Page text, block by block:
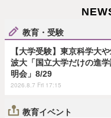
教育・受験
【大学受験】東京科学大
波大「国立大学だけの進
明会」8/29
2026.8.7 Fri 17:15
教育イベント